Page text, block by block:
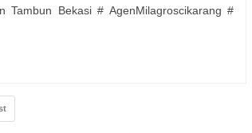
Tambun Bekasi # AgenMilagroscikarang #